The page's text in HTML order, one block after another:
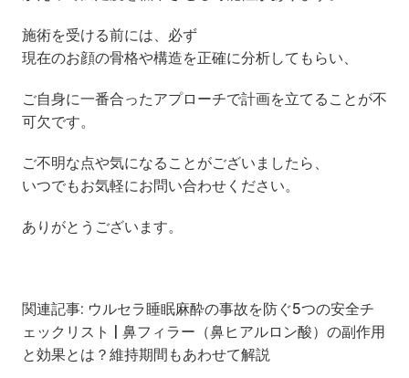
施術を受ける前には、必ず
現在のお顔の骨格や構造を正確に分析してもらい、
ご自身に一番合ったアプローチで計画を立てることが不
可欠です。
ご不明な点や気になることがございましたら、
いつでもお気軽にお問い合わせください。
ありがとうございます。
関連記事: ウルセラ睡眠麻酔の事故を防ぐ5つの安全チ
ェックリスト
鼻フィラー（鼻ヒアルロン酸）の副作用
と効果とは？維持期間もあわせて解説